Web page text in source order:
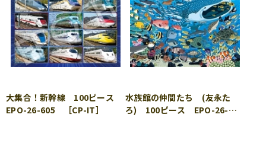
大集合！新幹線 100ピース
EPO-26-605 ［CP-IT］
水族館の仲間たち (友永た
ろ) 100ピース EPO-26-